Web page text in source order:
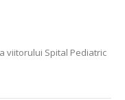
viitorului Spital Pediatric